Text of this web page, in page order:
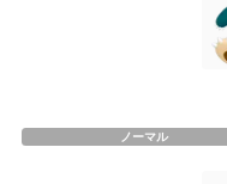
ノーマル